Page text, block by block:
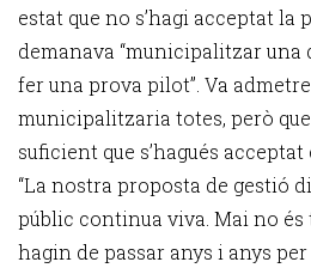
estat que no s’hagi acceptat la
demanava “municipalitzar una
fer una prova pilot”. Va
municipalitzaria totes, però
suficient que s’hagués
“La nostra proposta de gestió
públic continua viva. Mai no és
hagin de passar anys i anys per